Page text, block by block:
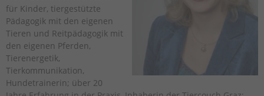
für Kinder, tiergestützte
Pädagogik mit den eigenen
Tieren und Reitpädagogik mit
den eigenen Pferden,
Tierenergetik,
Tierkommunikation,
Hundetrainerin; über 20